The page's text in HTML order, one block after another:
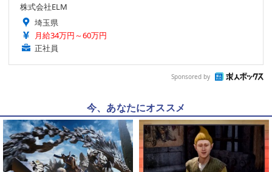
株式会社ELM
埼玉県
月給34万円～60万円
正社員
Sponsored by
今、あなたにオススメ